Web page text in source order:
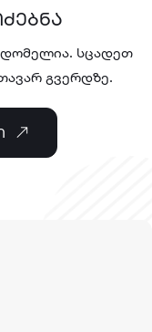
სცადეთ
გვერდზე.